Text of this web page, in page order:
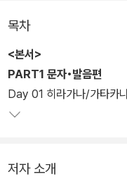
구성하였다.
목차
<본서>
PART1 문자•발음편
Day 01 히라가나/가타카
저자 소개